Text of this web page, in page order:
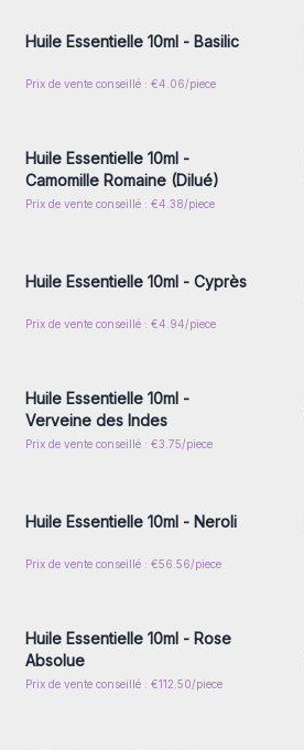
Huile Essentielle 10ml - Basilic
Prix de vente conseillé : €4.06/piece
Connectez-vous ou inscrivez-
Huile Essentielle 10ml -
Camomille Romaine (Dilué)
Prix de vente conseillé : €4.38/piece
Connectez-vous ou inscrivez-
Huile Essentielle 10ml - Cyprès
Prix de vente conseillé : €4.94/piece
Connectez-vous ou inscrivez-
Huile Essentielle 10ml -
Verveine des Indes
Prix de vente conseillé : €3.75/piece
Connectez-vous ou inscrivez-
Huile Essentielle 10ml - Neroli
Prix de vente conseillé : €56.56/piece
Connectez-vous ou inscrivez-
Huile Essentielle 10ml - Rose
Absolue
Prix de vente conseillé : €112.50/piece
Connectez-vous ou inscrivez-